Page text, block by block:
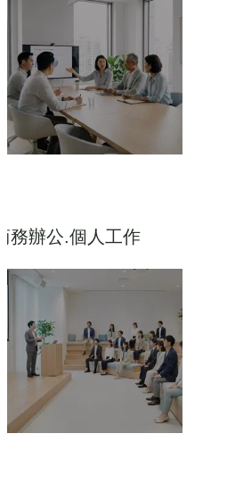
務辦公.個人工作